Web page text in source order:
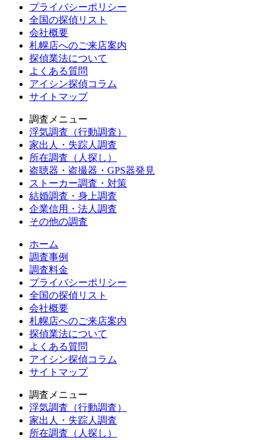
プライバシーポリシー
全国の探偵リスト
会社概要
札幌店へのご来店案内
探偵業法について
よくある質問
アイシン探偵コラム
サイトマップ
調査メニュー
浮気調査（行動調査）
家出人・失踪人調査
所在調査（人探し）
盗聴器・盗撮器・GPS器発見
ストーカー調査・対策
結婚調査・身上調査
企業信用・法人調査
その他の調査
ホーム
調査事例
調査料金
プライバシーポリシー
全国の探偵リスト
会社概要
札幌店へのご来店案内
探偵業法について
よくある質問
アイシン探偵コラム
サイトマップ
調査メニュー
浮気調査（行動調査）
家出人・失踪人調査
所在調査（人探し）